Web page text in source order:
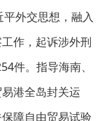
外交思想，融入
作，起诉涉外刑
件。指导海南、
港全岛封关运
障自由贸易试验